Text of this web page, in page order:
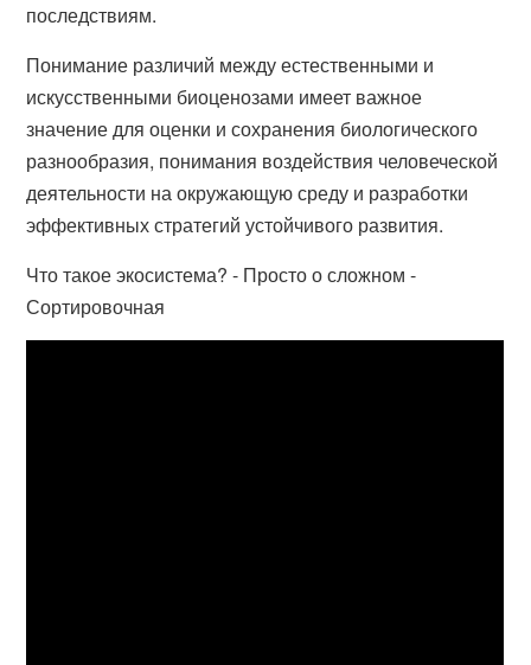
последствиям.
Понимание различий между естественными и
искусственными биоценозами имеет важное
значение для оценки и сохранения биологического
разнообразия, понимания воздействия человеческой
деятельности на окружающую среду и разработки
эффективных стратегий устойчивого развития.
Что такое экосистема? - Просто о сложном -
Сортировочная